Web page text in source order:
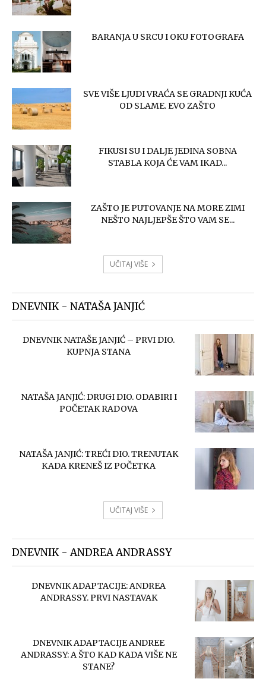
BARANJA U SRCU I OKU FOTOGRAFA
SVE VIŠE LJUDI VRAĆA SE GRADNJI KUĆA
OD SLAME. EVO ZAŠTO
FIKUSI SU I DALJE JEDINA SOBNA
STABLA KOJA ĆE VAM IKAD...
ZAŠTO JE PUTOVANJE NA MORE ZIMI
NEŠTO NAJLJEPŠE ŠTO VAM SE...
UČITAJ VIŠE
DNEVNIK - NATAŠA JANJIĆ
DNEVNIK NATAŠE JANJIĆ – PRVI DIO.
KUPNJA STANA
NATAŠA JANJIĆ: DRUGI DIO. ODABIRI I
POČETAK RADOVA
NATAŠA JANJIĆ: TREĆI DIO. TRENUTAK
KADA KRENEŠ IZ POČETKA
UČITAJ VIŠE
DNEVNIK - ANDREA ANDRASSY
DNEVNIK ADAPTACIJE: ANDREA
ANDRASSY. PRVI NASTAVAK
DNEVNIK ADAPTACIJE ANDREE
ANDRASSY: A ŠTO KAD KADA VIŠE NE
STANE?